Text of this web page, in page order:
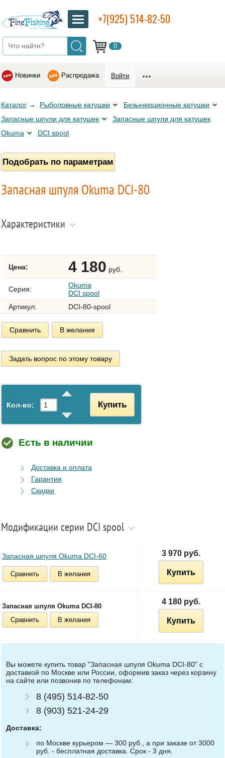
0
+7(925) 514-82-50
Новинки Распродажа Войти
Каталог → Рыболовные катушки
Безынерционные катушки
Запасные шпули для катушек
Запасные шпули для катушек
Okuma
DCI spool
Подобрать по параметрам
Запасная шпуля Okuma DCI-80
Характеристики
Цена: 4 180 руб.
Серия:
Okuma
DCI spool
Артикул:
DCI-80-spool
Сравнить В желания
Задать вопрос по этому товару
Кол-во: Купить
Есть в наличии
Доставка и оплата
Гарантия
Скидки
Модификации серии DCI spool
Запасная шпуля Okuma DCI-60
Сравнить В желания
3 970 руб.
Купить
Запасная шпуля Okuma DCI-80
Сравнить
В желания
4 180 руб.
Купить
Вы можете купить товар "Запасная шпуля Okuma DCI-80" с
доставкой по Москве или России, оформив заказ через корзину
на сайте или позвонив по телефонам:
8 (495) 514-82-50
8 (903) 521-24-29
Доставка:
по Москве курьером — 300 руб., а при заказе от 3000
руб. - бесплатная доставка. Срок - 3 дня.